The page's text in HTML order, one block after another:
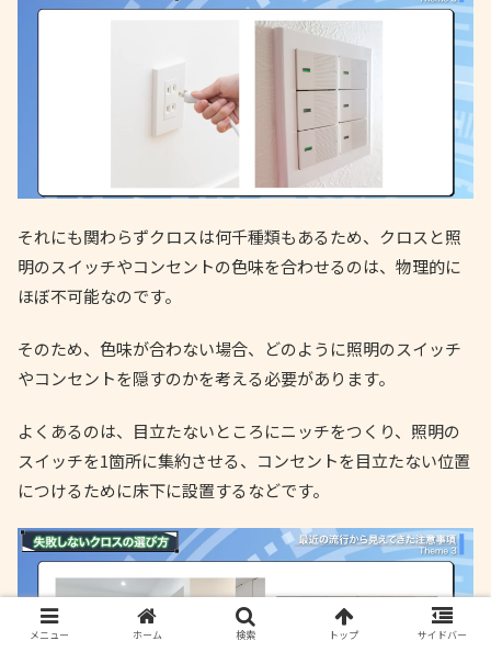
それにも関わらずクロスは何千種類もあるため、クロスと照
明のスイッチやコンセントの色味を合わせるのは、物理的に
ほぼ不可能なのです。
そのため、色味が合わない場合、どのように照明のスイッチ
やコンセントを隠すのかを考える必要があります。
よくあるのは、目立たないところにニッチをつくり、照明の
スイッチを1箇所に集約させる、コンセントを目立たない位置
につけるために床下に設置するなどです。
メニュー ホーム 検索 トップ サイドバー